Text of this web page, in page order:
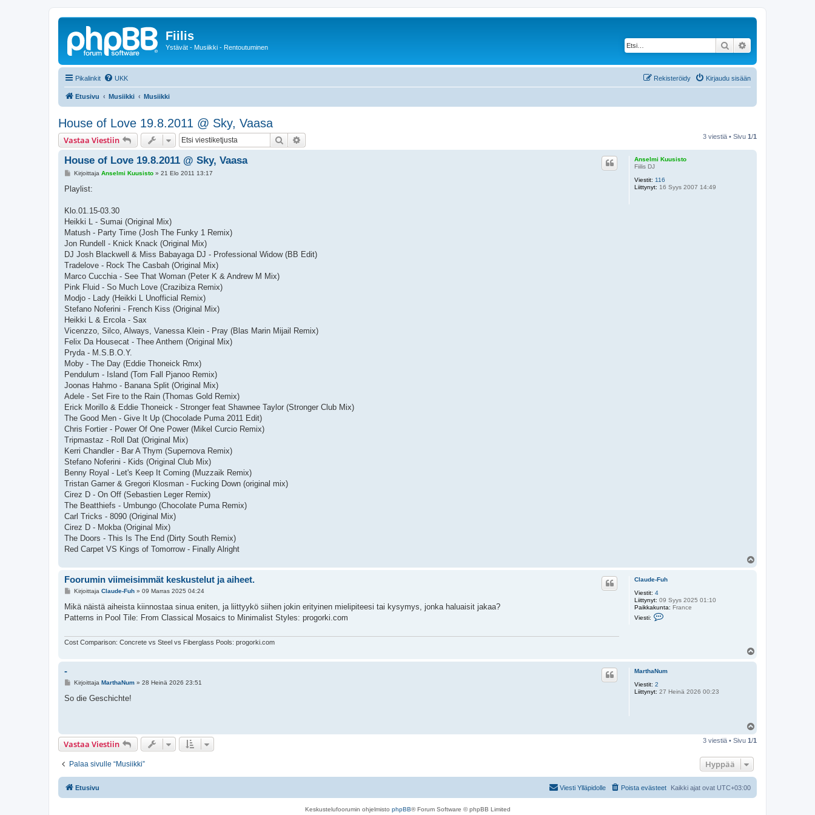
Fiilis
Ystävät - Musiikki - Rentoutuminen Etsi
Pikalinkit UKK Kirjaudu sisään
Rekisteröidy
Etusivu Musiikki Musiikki
House of Love 19.8.2011 @ Sky, Vaasa
Vastaa Viestiin Etsi 3 viestiä • Sivu 1/1
Anselmi Kuusisto
Fiilis DJ
Viestit: 116
Liittynyt: 16 Syys 2007 14:49
House of Love 19.8.2011 @ Sky, Vaasa
V
e
i
Kirjoittaja Anselmi Kuusisto» 21 Elo 2011 13:17
Playlist:
Klo.01.15-03.30
Heikki L - Sumai (Original Mix)
Matush - Party Time (Josh The Funky 1 Remix)
Jon Rundell - Knick Knack (Original Mix)
DJ Josh Blackwell & Miss Babayaga DJ - Professional Widow (BB Edit)
Tradelove - Rock The Casbah (Original Mix)
Marco Cucchia - See That Woman (Peter K & Andrew M Mix)
Pink Fluid - So Much Love (Crazibiza Remix)
Modjo - Lady (Heikki L Unofficial Remix)
Stefano Noferini - French Kiss (Original Mix)
Heikki L & Ercola - Sax
Vicenzzo, Silco, Always, Vanessa Klein - Pray (Blas Marin Mijail Remix)
Felix Da Housecat - Thee Anthem (Original Mix)
Pryda - M.S.B.O.Y.
Moby - The Day (Eddie Thoneick Rmx)
Pendulum - Island (Tom Fall Pjanoo Remix)
Joonas Hahmo - Banana Split (Original Mix)
Adele - Set Fire to the Rain (Thomas Gold Remix)
Erick Morillo & Eddie Thoneick - Stronger feat Shawnee Taylor (Stronger Club Mix)
The Good Men - Give It Up (Chocolade Puma 2011 Edit)
Chris Fortier - Power Of One Power (Mikel Curcio Remix)
Tripmastaz - Roll Dat (Original Mix)
Kerri Chandler - Bar A Thym (Supernova Remix)
Stefano Noferini - Kids (Original Club Mix)
Benny Royal - Let's Keep It Coming (Muzzaik Remix)
Tristan Garner & Gregori Klosman - Fucking Down (original mix)
Cirez D - On Off (Sebastien Leger Remix)
The Beatthiefs - Umbungo (Chocolate Puma Remix)
Carl Tricks - 8090 (Original Mix)
Cirez D - Mokba (Original Mix)
The Doors - This Is The End (Dirty South Remix)
Red Carpet VS Kings of Tomorrow - Finally Alright
Claude-Fuh
Viestit: 4
Liittynyt: 09 Syys 2025 01:10
Paikkakunta: France
Viesti:
a
e
Foorumin viimeisimmät keskustelut ja aiheet.
V
e
t
Kirjoittaja Claude-Fuh» 09 Marras 2025 04:24
Mikä näistä aiheista kiinnostaa sinua eniten, ja liittyykö siihen jokin erityinen mielipiteesi tai kysymys, jonka haluaisit jakaa?
Patterns in Pool Tile: From Classical Mosaics to Minimalist Styles: progorki.com
Cost Comparison: Concrete vs Steel vs Fiberglass Pools: progorki.com
MarthaNum
Viestit: 2
Liittynyt: 27 Heinä 2026 00:23
-
V
e
Kirjoittaja MarthaNum» 28 Heinä 2026 23:51
So die Geschichte!
ö
Vastaa Viestiin 3 viestiä • Sivu 1/1
Palaa sivulle “Musiikki” Hyppää
Etusivu Kaikki ajat ovat UTC+03:00
Poista evästeet
Viesti Ylläpidolle
Keskustelufoorumin ohjelmisto phpBB® Forum Software © phpBB Limited